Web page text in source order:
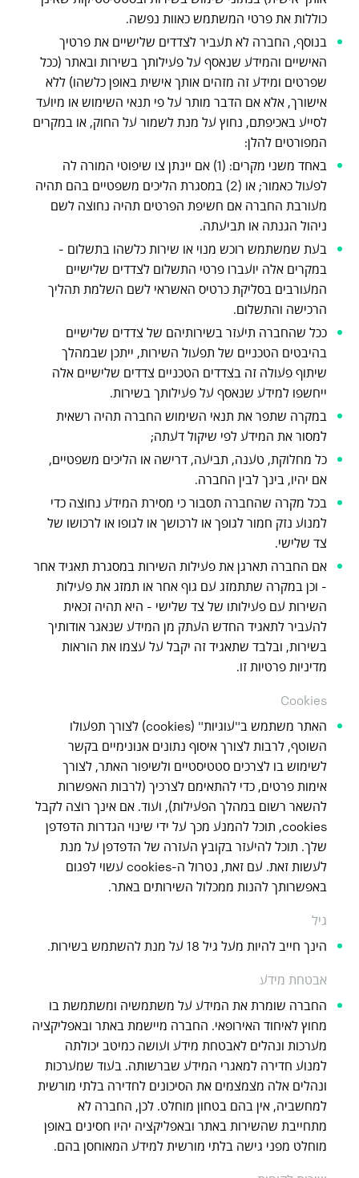
כוללות את פרטי המשתמש כאוות נפשה.
בנוסף, החברה לא תעביר לצדדים שלישיים את פרטיך
האישיים והמידע שנאסף על פעילותך בשירות ובאתר (ככל
שפרטים ומידע זה מזהים אותך אישית באופן כלשהו) ללא
אישורך, אלא אם הדבר מותר על פי תנאי השימוש או מיועד
לסייע באכיפתם, נחוץ על מנת לשמור על החוק, או במקרים
המפורטים להלן:
באחד משני מקרים: (1) אם יינתן צו שיפוטי המורה לה
לפעול כאמור; או (2) במסגרת הליכים משפטיים בהם תהיה
מעורבת החברה אם חשיפת הפרטים תהיה נחוצה לשם
ניהול הגנתה או תביעתה.
בעת שמשתמש רוכש מנוי או שירות כלשהו בתשלום -
במקרים אלה יועברו פרטי התשלום לצדדים שלישיים
המעורבים בסליקת כרטיס האשראי לשם השלמת תהליך
הרכישה והתשלום.
ככל שהחברה תיעזר בשירותיהם של צדדים שלישיים
בהיבטים הטכניים של תפעול השירות, ייתכן שבמהלך
שיתוף פעולה זה בצדדים הטכניים צדדים שלישיים אלה
ייחשפו למידע שנאסף על פעילותך בשירות.
במקרה שתפר את תנאי השימוש החברה תהיה רשאית
למסור את המידע לפי שיקול דעתה;
כל מחלוקת, טענה, תביעה, דרישה או הליכים משפטיים,
אם יהיו, בינך לבין החברה.
בכל מקרה שהחברה תסבור כי מסירת המידע נחוצה כדי
למנוע נזק חמור לגופך או לרכושך או לגופו או לרכושו של
צד שלישי.
אם החברה תארגן את פעילות השירות במסגרת תאגיד אחר
- וכן במקרה שתתמזג עם גוף אחר או תמזג את פעילות
השירות עם פעילותו של צד שלישי - היא תהיה זכאית
להעביר לתאגיד החדש העתק מן המידע שנאגר אודותיך
בשירות, ובלבד שתאגיד זה יקבל על עצמו את הוראות
מדיניות פרטיות זו.
Cookies
האתר משתמש ב"עוגיות" (cookies) לצורך תפעולו
השוטף, לרבות לצורך איסוף נתונים אנונימיים בקשר
לשימוש בו לצרכים סטטיסטיים ולשיפור האתר, לצורך
אימות פרטים, כדי להתאימם לצרכיך (לרבות האפשרות
להשאר רשום במהלך הפעילות), ועוד. אם אינך רוצה לקבל
cookies, תוכל להמנע מכך על ידי שינוי הגדרות הדפדפן
שלך. תוכל להיעזר בקובץ העזרה של הדפדפן על מנת
לעשות זאת. עם זאת, נטרול ה-cookies עשוי לפגום
באפשרותך להנות ממכלול השירותים באתר.
גיל
הינך חייב להיות מעל גיל 18 על מנת להשתמש בשירות.
אבטחת מידע
החברה שומרת את המידע על משתמשיה ומשתמשת בו
מחוץ לאיחוד האירופאי. החברה מיישמת באתר ובאפליקציה
מערכות ונהלים לאבטחת מידע ועושה כמיטב יכולתה
למנוע חדירה למאגרי המידע שברשותה. בעוד שמערכות
ונהלים אלה מצמצמים את הסיכונים לחדירה בלתי מורשית
למחשביה, אין בהם בטחון מוחלט. לכן, החברה לא
מתחייבת שהשירות באתר ובאפליקציה יהיו חסינים באופן
מוחלט מפני גישה בלתי מורשית למידע המאוחסן בהם.